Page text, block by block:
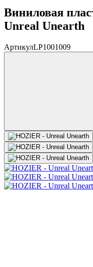
Виниловая
Unreal Unearth
АртикулLP1001009